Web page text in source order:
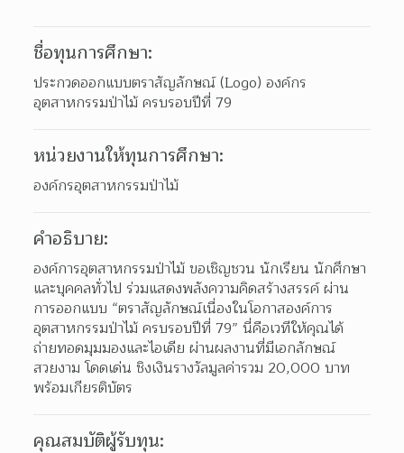
ชื่อทุนการศึกษา:
ประกวดออกแบบตราสัญลักษณ์ (Logo) องค์กร
อุตสาหกรรมป่าไม้ ครบรอบปีที่ 79
หน่วยงานให้ทุนการศึกษา:
องค์กรอุตสาหกรรมป่าไม้
คำอธิบาย:
องค์การอุตสาหกรรมป่าไม้ ขอเชิญชวน นักเรียน นักศึกษา
และบุคคลทั่วไป ร่วมแสดงพลังความคิดสร้างสรรค์ ผ่าน
การออกแบบ “ตราสัญลักษณ์เนื่องในโอกาสองค์การ
อุตสาหกรรมป่าไม้ ครบรอบปีที่ 79” นี่คือเวทีให้คุณได้
ถ่ายทอดมุมมองและไอเดีย ผ่านผลงานที่มีเอกลักษณ์
สวยงาม โดดเด่น ชิงเงินรางวัลมูลค่ารวม 20,000 บาท
พร้อมเกียรติบัตร
คุณสมบัติผู้รับทุน: